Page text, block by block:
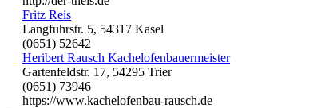
Fritz Reis
Langfuhrstr. 5, 54317 Kasel
(0651) 52642
Heribert Rausch Kachelofenbauermeister
Gartenfeldstr. 17, 54295 Trier
(0651) 73946
https://www.kachelofenbau-rausch.de